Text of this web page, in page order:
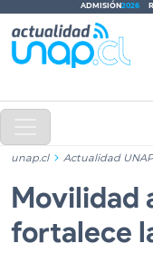
ADMISIÓN2026
unap.cl Actualidad
Movilidad
fortalece